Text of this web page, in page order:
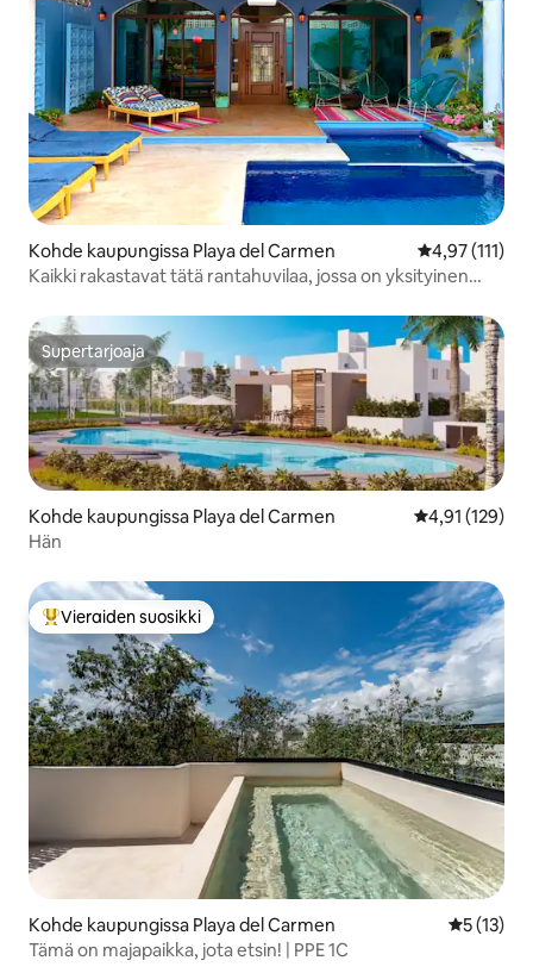
Kohde kaupungissa Playa del Carmen
4,97 (111)
Kaikki rakastavat tätä rantahuvilaa, jossa on yksityinen
Supertarjoaja
Supertarjoaja
Kohde kaupungissa Playa del Carmen
4,91 (129)
Hän
Vieraiden suosikkien parhaimmistoa
Vieraiden suosikki
Kohde kaupungissa Playa del Carmen
5 (13)
Tämä on majapaikka, jota etsin! | PPE 1C